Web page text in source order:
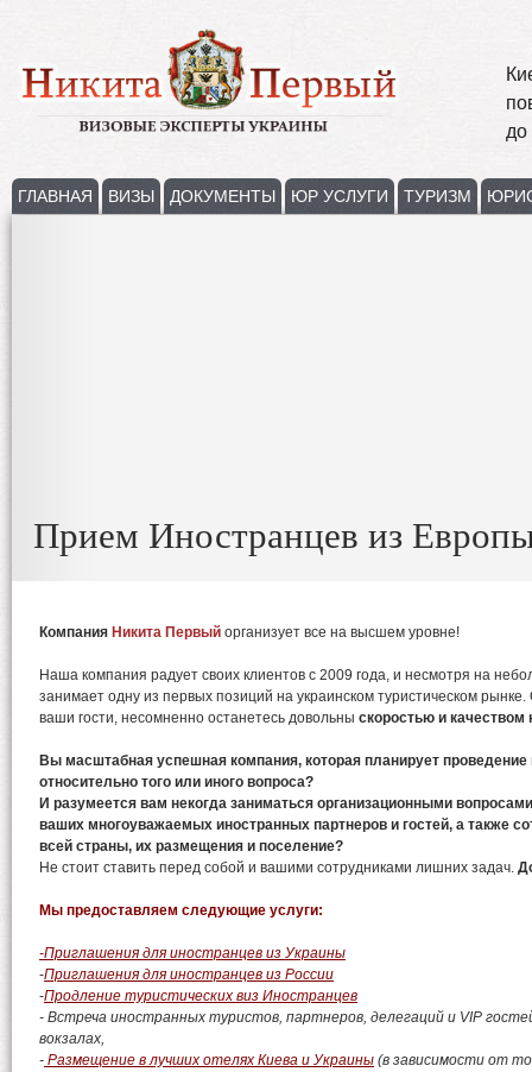
до
ГЛАВНАЯ ВИЗЫ ДОКУМЕНТЫ ЮР УСЛУГИ ТУРИЗМ
Прием Иностранцев из
Компания Никита Первый организует все на высшем уровне!
Наша компания радует своих клиентов с 2009 года, и несмотря на
занимает одну из первых позиций на украинском туристическом
ваши гости, несомненно останетесь довольны скоростью и
Вы масштабная успешная компания, которая планирует
относительно того или иного вопроса?
И разумеется вам некогда заниматься организационными
ваших многоуважаемых иностранных партнеров и гостей, а также
всей страны, их размещения и поселение?
Не стоит ставить перед собой и вашими сотрудниками лишних задач.
Мы предоставляем следующие услуги:
-Приглашения для иностранцев из Украины
-Приглашения для иностранцев из России
-Продление туристических виз Иностранцев
- Встреча иностранных туристов, партнеров, делегаций и VIP
вокзалах,
- Размещение в лучших отелях Киева и Украины (в зависимости от